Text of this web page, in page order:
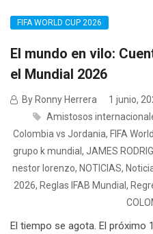
FIFA WORLD CUP 2026
El mundo en vilo:
el Mundial 2026
By Ronny Herrera
1 junio,
Amistosos
Colombia vs Jordania, FIFA
grupo k mundial , JAMES
nestor lorenzo, NOTICIAS,
2026, Reglas IFAB Mundial ,
El tiempo se agota. El próximo